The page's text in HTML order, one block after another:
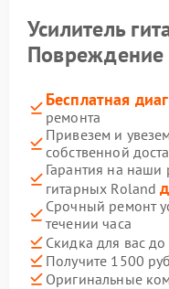
Усилитель
Бесплатная
ремонта
Привезем и
собственной
Гарантия на наши
гитарных Roland
Срочный ремонт
течении часа
Скидка для вас до
Получите 1500
Оригинальные